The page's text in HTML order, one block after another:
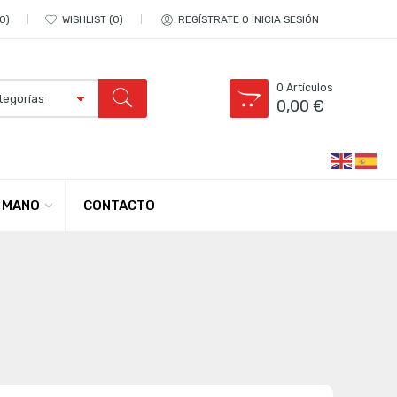
0 WISHLIST 0 REGÍSTRATE O INICIA SESIÓN
0 Artículos
0,00€
CONTACTO